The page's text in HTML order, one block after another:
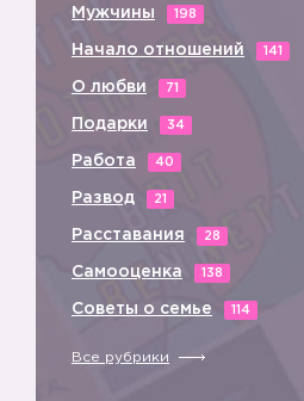
Мужчины 198
Начало отношений 141
О любви 71
Подарки 34
Работа 40
Развод 21
Расставания 28
Самооценка 138
Советы о семье 114
Все рубрики